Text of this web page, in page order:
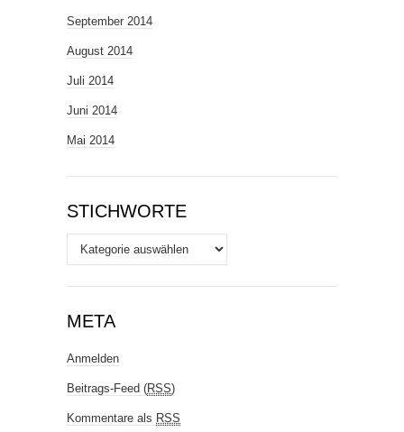
September 2014
August 2014
Juli 2014
Juni 2014
Mai 2014
STICHWORTE
Stichworte
META
Anmelden
Beitrags-Feed (RSS)
Kommentare als RSS